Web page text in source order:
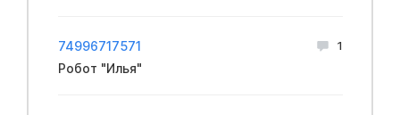
74996717571 1
Робот "Илья"